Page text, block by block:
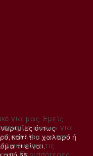
όντως
κάτι πιο χαλαρό ή
τι είναι.
για μας. Εμείς
trackers για
να σου
τις